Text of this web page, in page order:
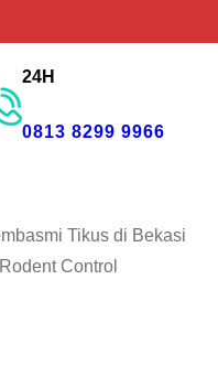
24H
0813 8299 9966
Tikus di Bekasi
Control